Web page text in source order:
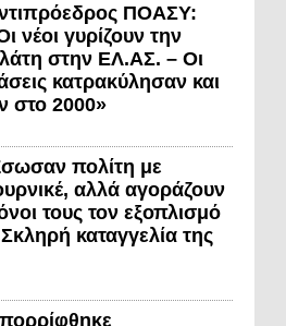
ΠΟΑΣΥ:
νέοι γυρίζουν την
στην ΕΛ.ΑΣ. – Οι
κατρακύλησαν και
στο 2000»
πολίτη με
αλλά αγοράζουν
τους τον εξοπλισμό
καταγγελία της